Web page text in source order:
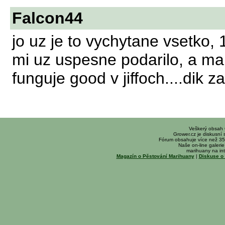
Falcon44
jo uz je to vychytane vsetko,
mi uz uspesne podarilo, a
funguje good v jiffoch....dik
Veškerý obsah
Grower.cz je diskusní
Fórum obsahuje více než
Naše on-line
marihuany na
Magazín o Pěstování Marihuany| Diskuse o